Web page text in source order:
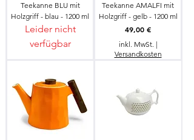
Teekanne BLU mit
Holzgriff - blau - 1200 ml
Leider nicht
verfügbar
Teekanne AMALFI mit
Holzgriff - gelb - 1200 ml
Preis
49,00 €
inkl. MwSt. |
Versandkosten